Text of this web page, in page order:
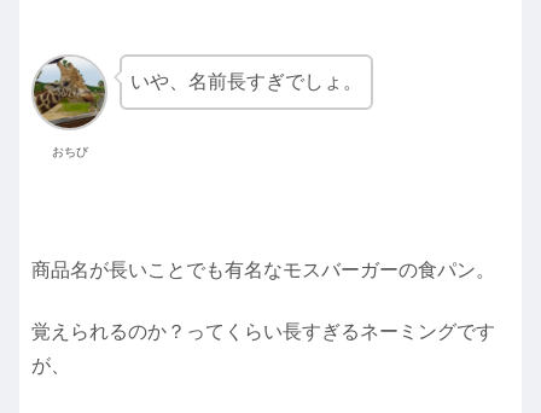
おちび
いや、名前長すぎでしょ。
商品名が長いことでも有名なモスバーガーの食パン。
覚えられるのか？ってくらい長すぎるネーミングです
が、